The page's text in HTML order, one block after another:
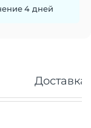
AB Snapdragon 8
50+32+8 МП
3
4 дней
Доставка